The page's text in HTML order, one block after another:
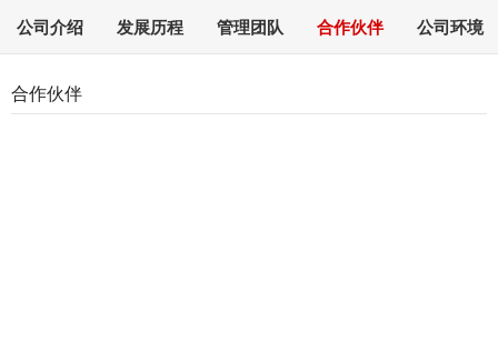
公司介绍 发展历程 管理团队 合作伙伴 公司环境
合作伙伴